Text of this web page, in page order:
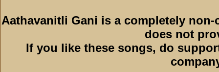
Aathavanitli Gani is a completely
does not
If you like these songs, do